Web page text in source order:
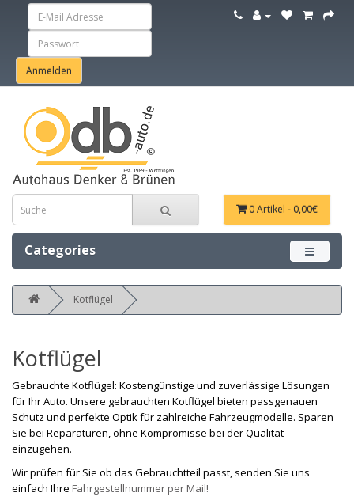
0 Artikel - 0,00€
Categories Menü
Kotflügel
Kotflügel
Gebrauchte Kotflügel: Kostengünstige und zuverlässige Lösungen
für Ihr Auto. Unsere gebrauchten Kotflügel bieten passgenauen
Schutz und perfekte Optik für zahlreiche Fahrzeugmodelle. Sparen
Sie bei Reparaturen, ohne Kompromisse bei der Qualität
einzugehen.
Wir prüfen für Sie ob das Gebrauchtteil passt, senden Sie uns
einfach Ihre Fahrgestellnummer per Mail!